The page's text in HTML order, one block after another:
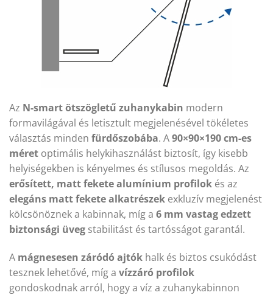
Az N-smart ötszögletű zuhanykabin modern
formavilágával és letisztult megjelenésével tökéletes
választás minden fürdőszobába. A90×90×190 cm-es
méret optimális helykihasználást biztosít, így kisebb
helyiségekben is kényelmes és stílusos megoldás. Az
erősített, matt fekete alumínium profilok és az
elegáns matt fekete alkatrészek exkluzív megjelenést
kölcsönöznek a kabinnak, míg a 6 mm vastag edzett
biztonsági üveg stabilitást és tartósságot garantál.
A mágnesesen záródó ajtók halk és biztos csukódást
tesznek lehetővé, míg a vízzáró profilok
gondoskodnak arról, hogy a víz a zuhanykabinnon